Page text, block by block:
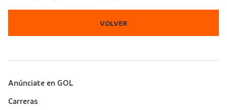
VOLVER
Sobre a Gol (footer)
Anúnciate en GOL
Carreras